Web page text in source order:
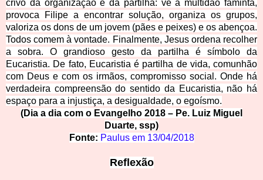
crivo da organização e da partilha: vê a multidão faminta,
provoca Filipe a encontrar solução, organiza os grupos,
valoriza os dons de um jovem (pães e peixes) e os abençoa.
Todos comem à vontade. Finalmente, Jesus ordena recolher
a sobra. O grandioso gesto da partilha é símbolo da
Eucaristia. De fato, Eucaristia é partilha de vida, comunhão
com Deus e com os irmãos, compromisso social. Onde há
verdadeira compreensão do sentido da Eucaristia, não há
espaço para a injustiça, a desigualdade, o egoísmo.
(Dia a dia com o Evangelho 2018 – Pe. Luiz Miguel
Duarte, ssp)
Fonte: Paulus em 13/04/2018
Reflexão